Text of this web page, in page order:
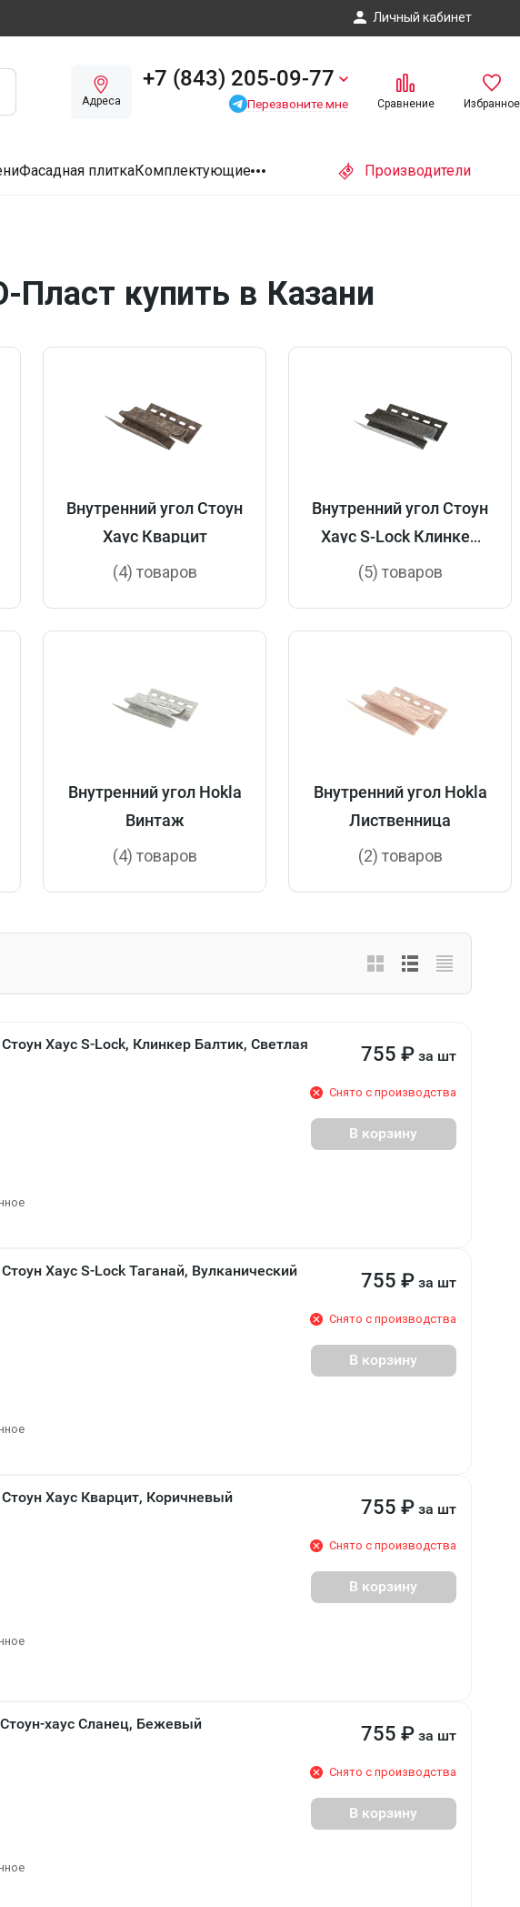
Личный кабинет
Адреса
+7 (843) 205-09-77
Перезвоните мне Сравнение Избранное
Фасадная плиткаКомплектующие Производители
купить в Казани
Внутренний угол Стоун
Хаус Кварцит
(4) товаров
Внутренний угол Стоун
Хаус S-Lock Клинкер
Нордик
(5) товаров
Внутренний угол Hokla
Винтаж
(4) товаров
Внутренний угол Hokla
Лиственница
(2) товаров
Хаус S-Lock, Клинкер Балтик, Светлая
755 ₽ за шт
Снято с производства
В корзину
Хаус S-Lock Таганай, Вулканический
755 ₽ за шт
Снято с производства
В корзину
Хаус Кварцит, Коричневый 755 ₽ за шт
Снято с производства
В корзину
хаус Сланец, Бежевый 755 ₽ за шт
Снято с производства
В корзину